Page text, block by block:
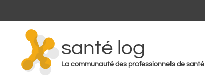
santé log
La communauté des professionnels de santé